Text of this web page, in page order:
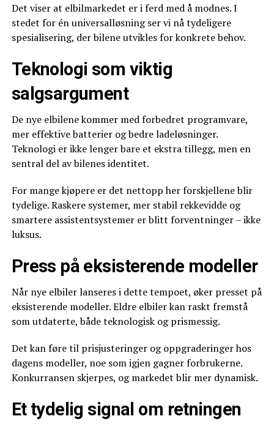
Det viser at elbilmarkedet er i ferd med å modnes. I
stedet for én universalløsning ser vi nå tydeligere
spesialisering, der bilene utvikles for konkrete behov.
Teknologi som viktig
salgsargument
De nye elbilene kommer med forbedret programvare,
mer effektive batterier og bedre ladeløsninger.
Teknologi er ikke lenger bare et ekstra tillegg, men en
sentral del av bilenes identitet.
For mange kjøpere er det nettopp her forskjellene blir
tydelige. Raskere systemer, mer stabil rekkevidde og
smartere assistentsystemer er blitt forventninger – ikke
luksus.
Press på eksisterende modeller
Når nye elbiler lanseres i dette tempoet, øker presset på
eksisterende modeller. Eldre elbiler kan raskt fremstå
som utdaterte, både teknologisk og prismessig.
Det kan føre til prisjusteringer og oppgraderinger hos
dagens modeller, noe som igjen gagner forbrukerne.
Konkurransen skjerpes, og markedet blir mer dynamisk.
Et tydelig signal om retningen